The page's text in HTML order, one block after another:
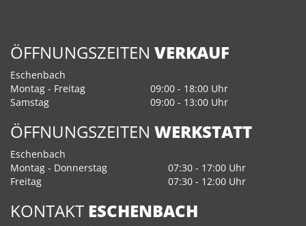
ÖFFNUNGSZEITEN VERKAUF
Eschenbach
Montag - Freitag
09:00 - 18:00 Uhr
Samstag
09:00 - 13:00 Uhr
ÖFFNUNGSZEITEN WERKSTATT
Eschenbach
Montag - Donnerstag
07:30 - 17:00 Uhr
Freitag
07:30 - 12:00 Uhr
KONTAKT ESCHENBACH